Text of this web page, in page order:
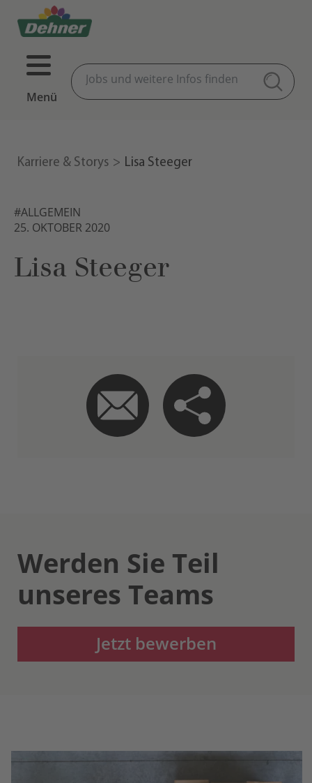
Menü
Karriere & Storys Lisa Steeger
#ALLGEMEIN
25. OKTOBER 2020
Lisa Steeger
Werden Sie Teil
unseres Teams
Jetzt bewerben